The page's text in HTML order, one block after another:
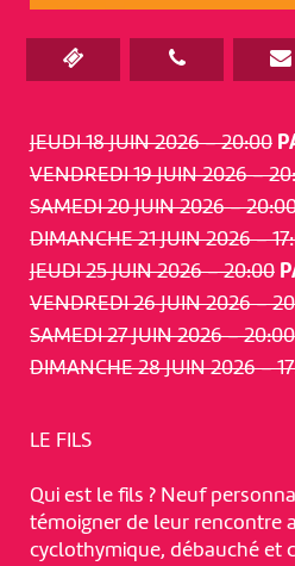
JEUDI 18 JUIN 2026 – 20:00
VENDREDI 19 JUIN 2026 –
SAMEDI 20 JUIN 2026 –
DIMANCHE 21 JUIN 2026 –
JEUDI 25 JUIN 2026 – 20:00
VENDREDI 26 JUIN 2026 –
SAMEDI 27 JUIN 2026 – 20:00
DIMANCHE 28 JUIN 2026 –
LE FILS
Qui est le fils ? Neuf
témoigner de leur rencontre
cyclothymique, débauché et